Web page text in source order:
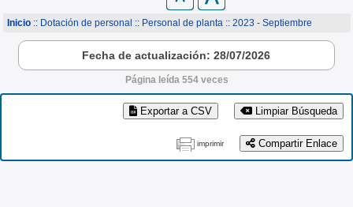
Inicio :: Dotación de personal :: Personal de planta :: 2023 - Septiembre
Fecha de actualización: 28/07/2026
Página leída 554 veces
Limpiar Búsqueda
Exportar a CSV
Compartir Enlace
imprimir